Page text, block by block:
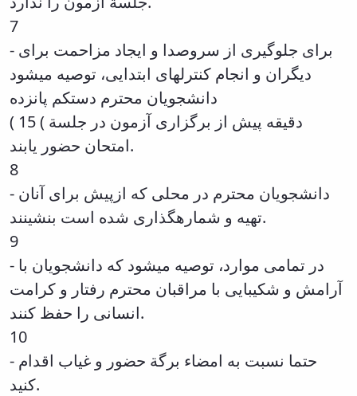
Bi-
Journal
Political
Law
Approaches
Quarterly
Management
Teaching
&
Learning
Higher
Education
Bi-
Quarterly
of
Modern
7
- برای جلوگیری از سروصدا و ایجاد مزاحمت برای
دیگران و انجام کنترلهای ابتدایی، توصیه میشود
دانشجویان محترم دستکم پانزده
( 15 ( دقیقه پیش از برگزاری آزمون در جلسة
امتحان حضور یابند.
8
- دانشجویان محترم در محلی که ازپیش برای آنان
تهیه و شمارهگذاری شده است بنشینند.
9
- در تمامی موارد، توصیه میشود که دانشجویان با
آرامش و شکیبایی با مراقبان محترم رفتار و کرامت
انسانی را حفظ کنند.
10
- حتما نسبت به امضاء برگة حضور و غیاب اقدام
کنید.